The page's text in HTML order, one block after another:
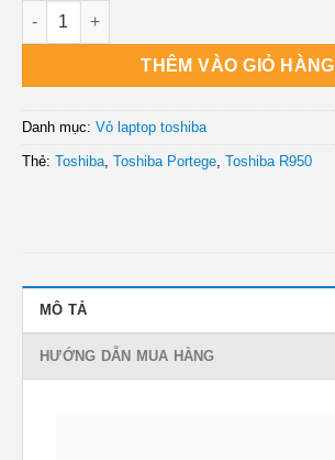
Vỏ Laptop Toshiba Portege R950 số lượng
THÊM VÀO GIỎ HÀNG
Danh mục: Vỏ laptop toshiba
Thẻ: Toshiba Toshiba Portege Toshiba R950
MÔ TẢ
HƯỚNG DẪN MUA HÀNG